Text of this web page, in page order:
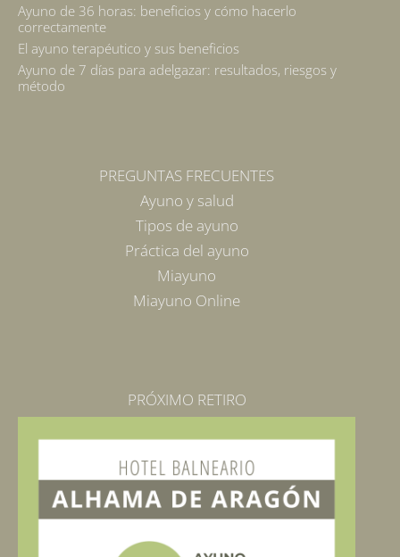
Ayuno de 36 horas: beneficios y cómo hacerlo
correctamente
El ayuno terapéutico y sus beneficios
Ayuno de 7 días para adelgazar: resultados, riesgos y
método
PREGUNTAS FRECUENTES
Ayuno y salud
Tipos de ayuno
Práctica del ayuno
Miayuno
Miayuno Online
PRÓXIMO RETIRO